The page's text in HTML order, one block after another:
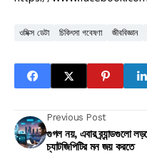
ওমিক্স ডেটা চিকিৎসা গবেষণা জীববিজ্ঞান
Previous Post
গুগল নয়, এবার ব্র্যান্ডগুলো
চ্যাটজিপিটির মন জয় করতে